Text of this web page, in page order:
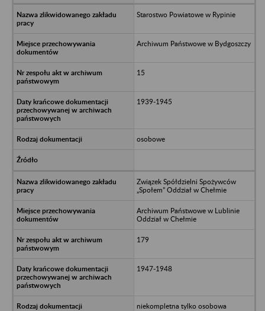
Starostwo Powiatowe w Rypinie
Archiwum Państwowe w Bydgoszczy
15
1939-1945
osobowe
Związek Spółdzielni Spożywców
„Społem” Oddział w Chełmie
Archiwum Państwowe w Lublinie
Oddział w Chełmie
179
1947-1948
niekompletna tylko osobowa